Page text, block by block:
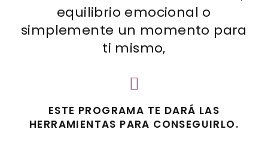
equilibrio emocional o
simplemente un momento para
ti mismo,
ESTE PROGRAMA TE DARÁ LAS
HERRAMIENTAS PARA CONSEGUIRLO.